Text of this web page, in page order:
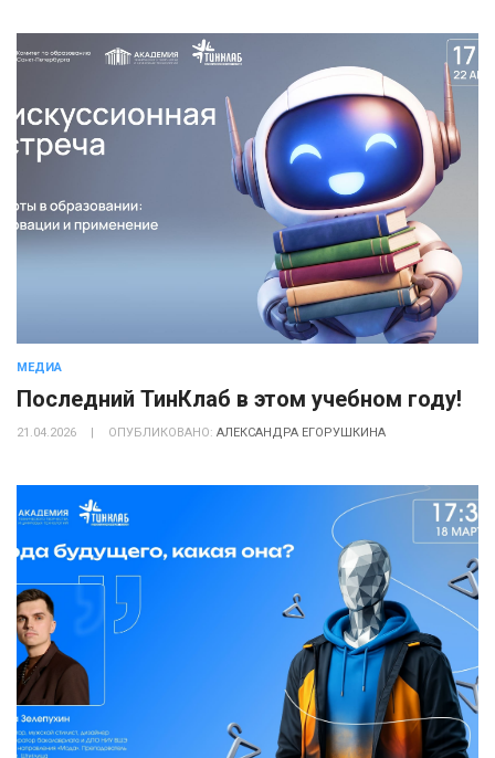
МЕДИА
Последний ТинКлаб в этом учебном году!
21.04.2026 | ОПУБЛИКОВАНО: АЛЕКСАНДРА ЕГОРУШКИНА